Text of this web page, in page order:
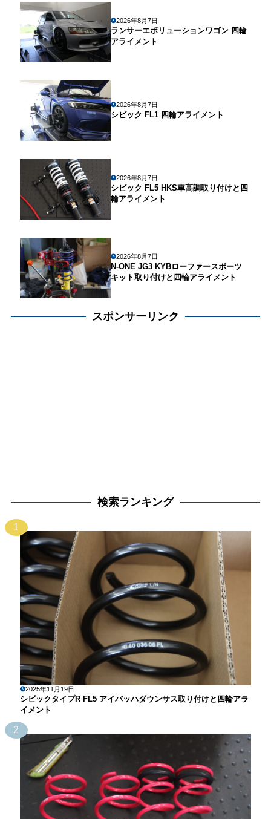
2026年8月7日
ランサーエボリューションワゴン 四輪
アライメント
2026年8月7日
シビック FL1 四輪アライメント
2026年8月7日
シビック FL5 HKS車高調取り付けと四
輪アライメント
2026年8月7日
N-ONE JG3 KYBローファースポーツ
キット取り付けと四輪アライメント
スポンサーリンク
検索ランキング
1
2025年11月19日
シビックタイプR FL5 アイバッハダウンサス取り付けと四輪アラ
イメント
2